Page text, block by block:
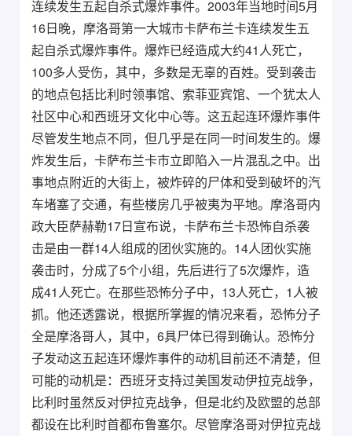
连续发生五起自杀式爆炸事件。2003年当地时间5月
16日晚，摩洛哥第一大城市卡萨布兰卡连续发生五
起自杀式爆炸事件。爆炸已经造成大约41人死亡，
100多人受伤，其中，多数是无辜的百姓。受到袭击
的地点包括比利时领事馆、索菲亚宾馆、一个犹太人
社区中心和西班牙文化中心等。这五起连环爆炸事件
尽管发生地点不同，但几乎是在同一时间发生的。爆
炸发生后，卡萨布兰卡市立即陷入一片混乱之中。出
事地点附近的大街上，被炸碎的尸体和受到破坏的汽
车堵塞了交通，有些楼房几乎被夷为平地。摩洛哥内
政大臣萨赫勒17日宣布说，卡萨布兰卡恐怖自杀袭
击是由一群14人组成的团伙实施的。14人团伙实施
袭击时，分成了5个小组，先后进行了5次爆炸，造
成41人死亡。在那些恐怖分子中，13人死亡，1人被
抓。他还透露说，根据所掌握的情况来看，恐怖分子
全是摩洛哥人，其中，6具尸体已得到确认。恐怖分
子发动这五起连环爆炸事件的动机目前还不清楚，但
可能的动机是：西班牙支持过美国发动伊拉克战争，
比利时虽然反对伊拉克战争，但是北约及欧盟的总部
都设在比利时首都布鲁塞尔。尽管摩洛哥对伊拉克战